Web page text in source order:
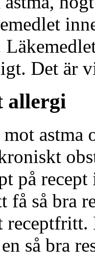
Det är
allergi
astma
på
få så bra
så bra